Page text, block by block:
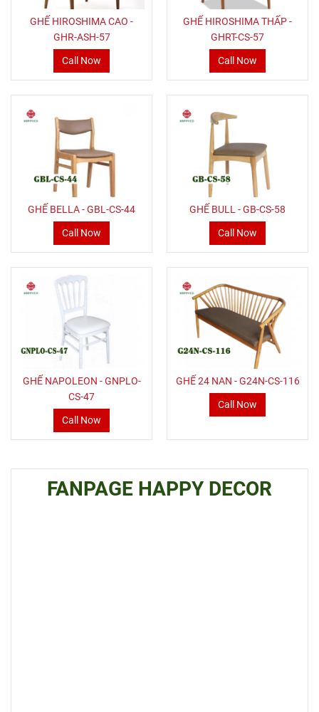
GHẾ HIROSHIMA CAO -
GHR-ASH-57
Call Now
GHẾ HIROSHIMA THẤP -
GHRT-CS-57
Call Now
GHẾ BELLA - GBL-CS-44
Call Now
GHẾ BULL - GB-CS-58
Call Now
GHẾ NAPOLEON - GNPLO-
CS-47
Call Now
GHẾ 24 NAN - G24N-CS-116
Call Now
FANPAGE HAPPY DECOR